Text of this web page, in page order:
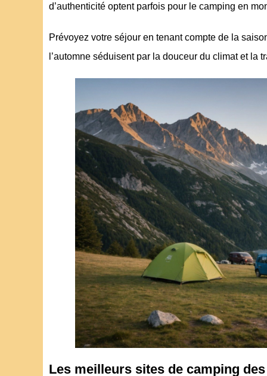
d’authenticité optent parfois pour le camping en
Prévoyez votre séjour en tenant compte de la
l’automne séduisent par la douceur du climat et
Les meilleurs sites de camping